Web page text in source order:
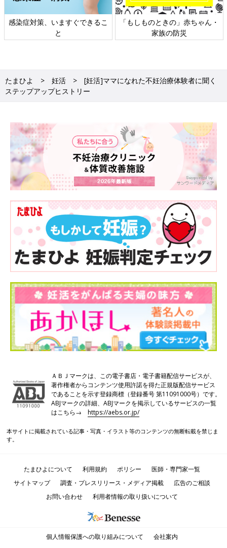
感染症対策、いますぐできるこ
と
「もしものときの」赤ちゃん・
家族の防災
たまひよ 妊活
[妊活]ママになれた不妊治療体験者に聞く
ステップアップヒストリー
ＡＢＪマークは、この電子書店・電子書籍配信サービスが、
著作権者からコンテンツ使用許諾を得た正規版配信サービス
であることを示す登録商標（登録番号 第11091000号）です。
ABJマークの詳細、ABJマークを掲示しているサービスの一覧
はこちら→https://aebs.or.jp/
本サイトに掲載されている記事・写真・イラスト等のコンテンツの無断転載を禁じま
す。
たまひよについて 利用規約 ポリシー
医師・専門家一覧
サイトマップ
調査・プレスリリース・メディア掲載
広告のご相談
お問い合わせ
利用者情報の取り扱いについて
個人情報保護への取り組みについて 会社案内